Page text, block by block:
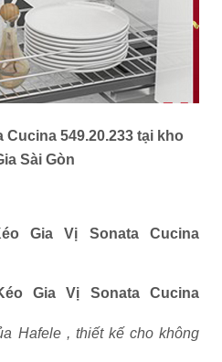
Cucina 549.20.233 tại kho
Sài Gòn
Gia Vị Sonata Cucina
Gia Vị Sonata Cucina
Hafele , thiết kế cho không